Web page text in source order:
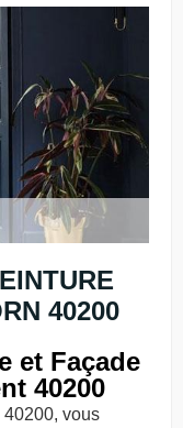
40200
et Façade
40200
vous